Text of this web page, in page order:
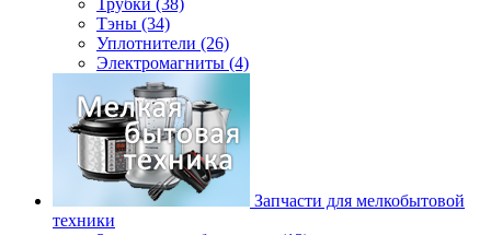
Трубки (38)
Тэны (34)
Уплотнители (26)
Электромагниты (4)
Запчасти для мелкобытовой
техники